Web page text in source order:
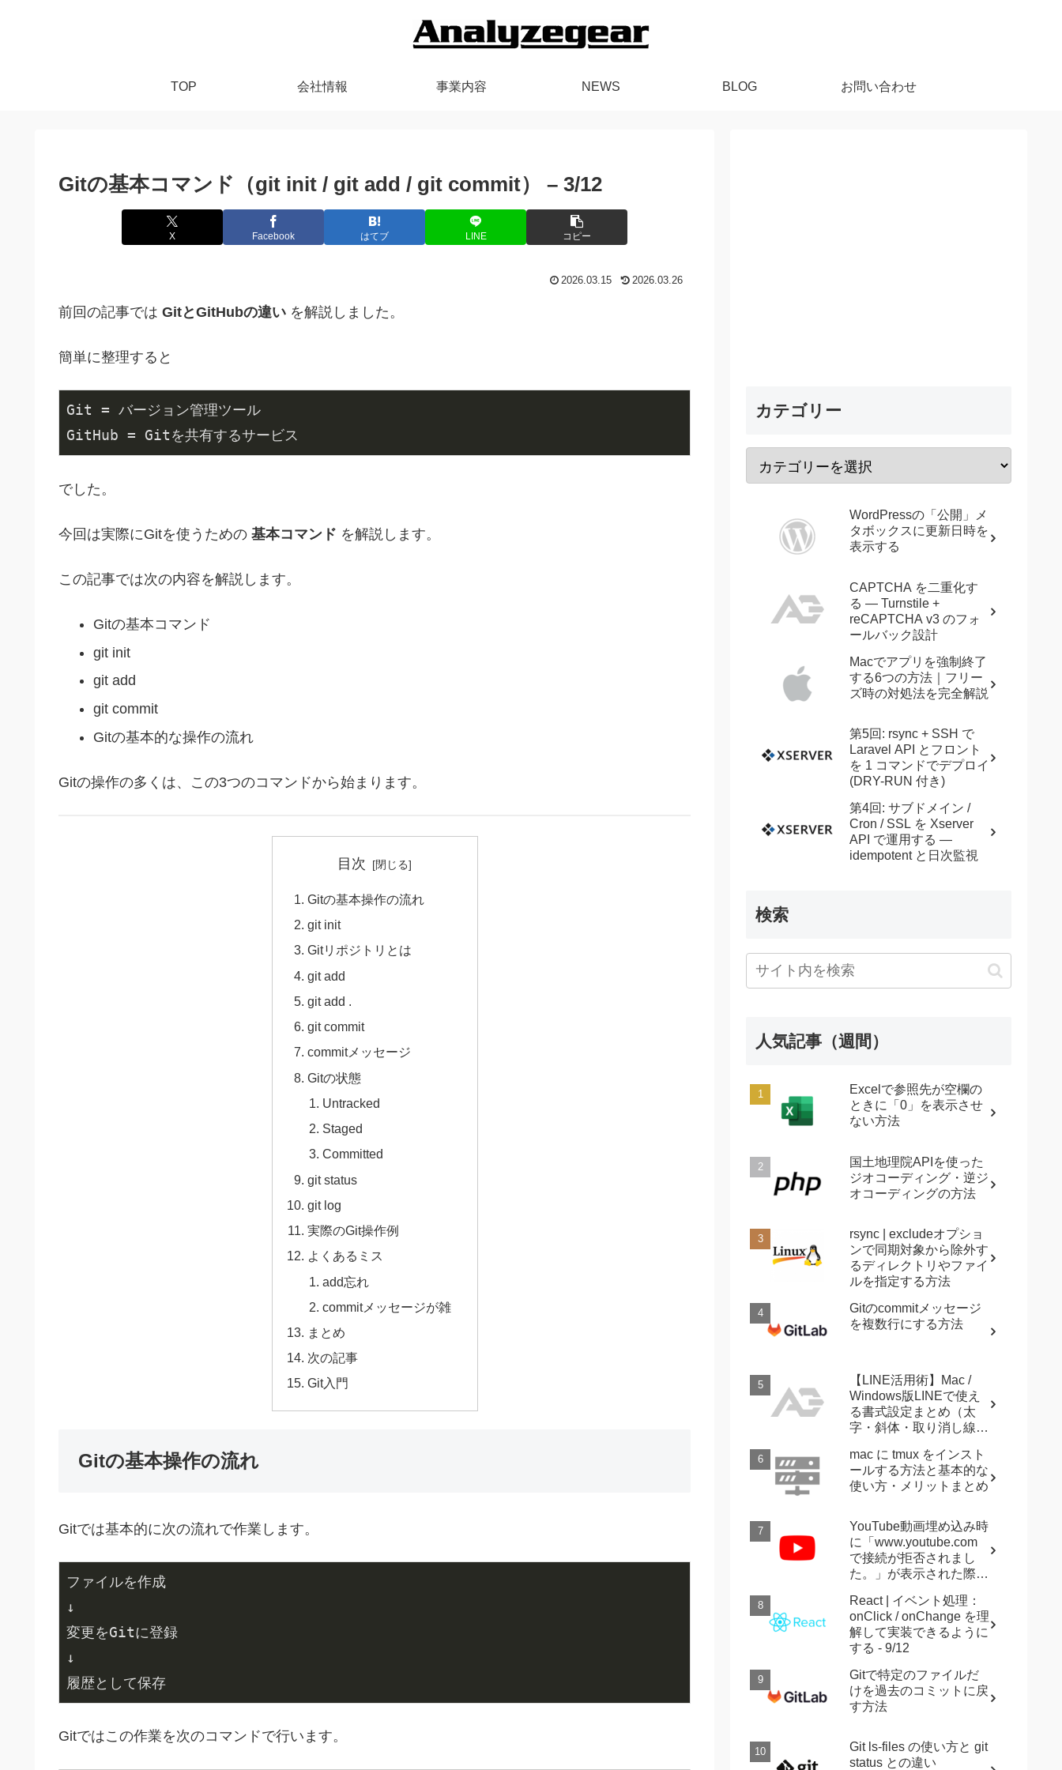
TOP 会社情報 事業内容 NEWS BLOG お問い合わせ
Gitの基本コマンド（git init / git add / git commit） – 3/12
X Facebook はてブ LINE コピー
2026.03.15 2026.03.26
前回の記事では GitとGitHubの違い を解説しました。
簡単に整理すると
Git = バージョン管理ツール
GitHub = Gitを共有するサービス
でした。
今回は実際にGitを使うための 基本コマンド を解説します。
この記事では次の内容を解説します。
Gitの基本コマンド
git init
git add
git commit
Gitの基本的な操作の流れ
Gitの操作の多くは、この3つのコマンドから始まります。
目次
Gitの基本操作の流れ
git init
Gitリポジトリとは
git add
git add .
git commit
commitメッセージ
Gitの状態
Untracked
Staged
Committed
git status
git log
実際のGit操作例
よくあるミス
add忘れ
commitメッセージが雑
まとめ
次の記事
Git入門
Gitの基本操作の流れ
Gitでは基本的に次の流れで作業します。
ファイルを作成
↓
変更をGitに登録
↓
履歴として保存
Gitではこの作業を次のコマンドで行います。
カテゴリー
WordPressの「公開」メ
タボックスに更新日時を
表示する
CAPTCHA を二重化す
る — Turnstile +
reCAPTCHA v3 のフォ
ールバック設計
Macでアプリを強制終了
する6つの方法｜フリー
ズ時の対処法を完全解説
第5回: rsync + SSH で
Laravel API とフロント
を 1 コマンドでデプロイ
(DRY-RUN 付き)
第4回: サブドメイン /
Cron / SSL を Xserver
API で運用する —
idempotent と日次監視
検索
人気記事（週間）
Excelで参照先が空欄の
ときに「0」を表示させ
ない方法
国土地理院APIを使った
ジオコーディング・逆ジ
オコーディングの方法
rsync | excludeオプショ
ンで同期対象から除外す
るディレクトリやファイ
ルを指定する方法
Gitのcommitメッセージ
を複数行にする方法
【LINE活用術】Mac /
Windows版LINEで使え
る書式設定まとめ（太
字・斜体・取り消し線・
mac に tmux をインスト
ールする方法と基本的な
使い方・メリットまとめ
YouTube動画埋め込み時
に「www.youtube.com
で接続が拒否されまし
た。」が表示された際に
React | イベント処理：
onClick / onChange を理
解して実装できるように
する - 9/12
Gitで特定のファイルだ
けを過去のコミットに戻
す方法
Git ls-files の使い方と git
status との違い